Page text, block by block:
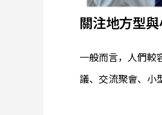
關注地方型
一般而言，人們較
議、交流聚會、小